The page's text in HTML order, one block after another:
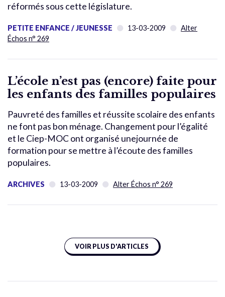
réformés sous cette législature.
PETITE ENFANCE / JEUNESSE 13-03-2009
Alter
Échos n° 269
L’école n’est pas (encore) faite pour
les enfants des familles populaires
Pauvreté des familles et réussite scolaire des enfants
ne font pas bon ménage. Changement pour l’égalité
et le Ciep-MOC ont organisé unejournée de
formation pour se mettre à l’écoute des familles
populaires.
ARCHIVES 13-03-2009 Alter Échos n° 269
VOIR PLUS D'ARTICLES